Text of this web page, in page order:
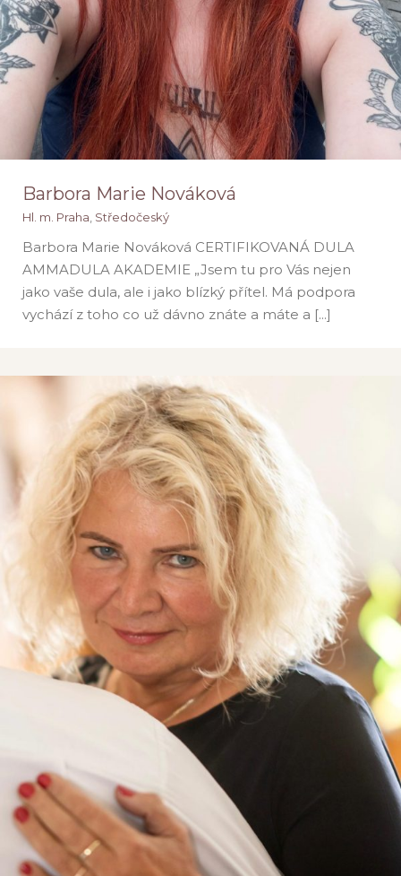
Barbora Marie Nováková
Hl. m. Praha Středočeský
Barbora Marie Nováková
Hl. m. Praha Středočeský
Barbora Marie Nováková CERTIFIKOVANÁ DULA
AMMADULA AKADEMIE „Jsem tu pro Vás nejen
jako vaše dula, ale i jako blízký přítel. Má podpora
vychází z toho co už dávno znáte a máte a [...]